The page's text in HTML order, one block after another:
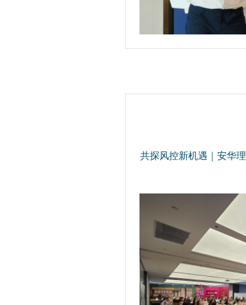
共探风控新机遇｜安华